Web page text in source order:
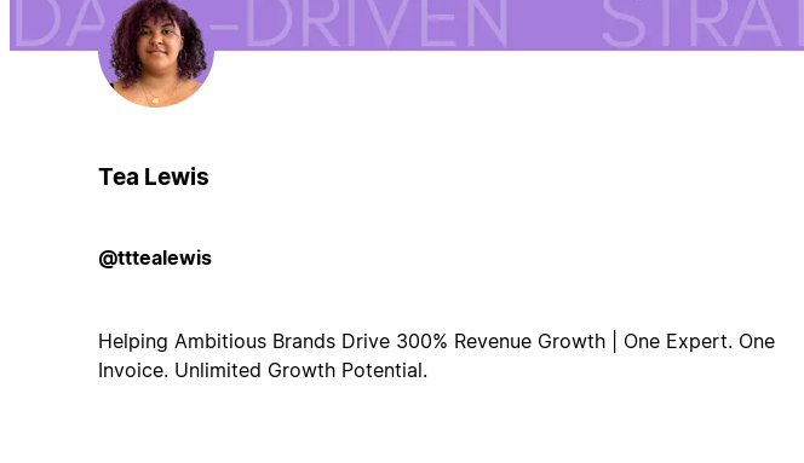
Tea Lewis
@tttealewis
Helping Ambitious Brands Drive 300% Revenue Growth | One Expert. One
Invoice. Unlimited Growth Potential.